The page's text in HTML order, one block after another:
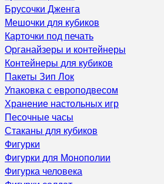
Брусочки Дженга
Мешочки для кубиков
Карточки под печать
Органайзеры и контейнеры
Контейнеры для кубиков
Пакеты Зип Лок
Упаковка с европодвесом
Хранение настольных игр
Песочные часы
Стаканы для кубиков
Фигурки
Фигурки для Монополии
Фигурка человека